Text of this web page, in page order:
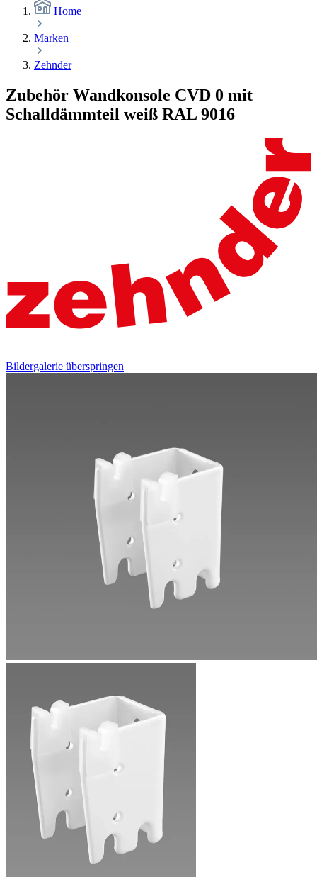
Home
Marken
Zehnder
Zubehör Wandkonsole CVD 0 mit
Schalldämmteil weiß RAL 9016
Bildergalerie überspringen